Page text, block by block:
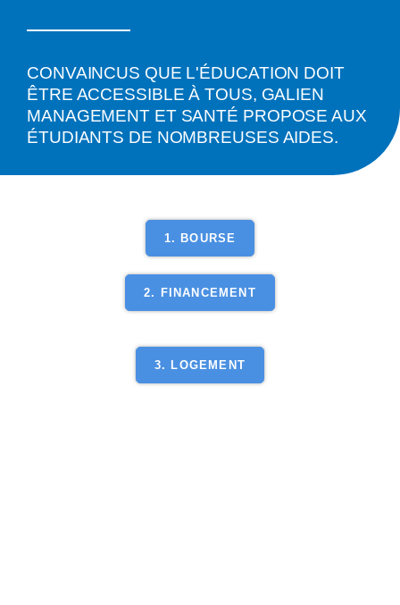
CONVAINCUS QUE L'ÉDUCATION DOIT
ÊTRE ACCESSIBLE À TOUS, GALIEN
MANAGEMENT ET SANTÉ PROPOSE AUX
ÉTUDIANTS DE NOMBREUSES AIDES.
1. BOURSE
2. FINANCEMENT
3. LOGEMENT